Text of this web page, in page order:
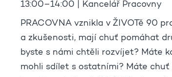
13:00–14:00 | Kancelář Pracovny
PRACOVNA vznikla v ŽIVOTě 90
a zkušenosti, mají chuť pomáhat
byste s námi chtěli rozvíjet? Máte
mohli sdílet s ostatními? Máte